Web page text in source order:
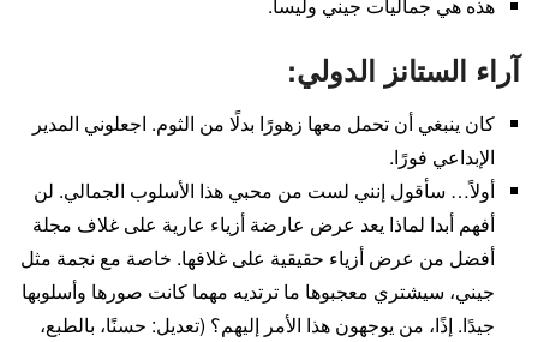
آراء الستانز الدولي:
كان ينبغي أن تحمل معها زهورًا بدلًا من الثوم. اجعلوني المدير
الإبداعي فورًا.
أولاً… سأقول إنني لست من محبي هذا الأسلوب الجمالي. لن
أفهم أبدا لماذا يعد عرض عارضة أزياء عارية على غلاف مجلة
أفضل من عرض أزياء حقيقية على غلافها. خاصة مع نجمة مثل
جيني، سيشتري معجبوها ما ترتديه مهما كانت صورها وأسلوبها
جيدًا. إذًا، من يوجهون هذا الأمر إليهم؟ (تعديل: حسنًا، بالطبع،